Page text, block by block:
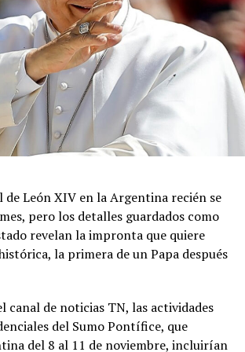
ocurre en un contexto de
originada por las declaraciones
su par brasileño, Lula da Silva. Esta
el retiro del embajador brasileño en
Bitelli.
Planalto, el canciller Mauro
insultos del mandatario argentino
sus críticas calificando a Lula de
la Cancillería argentina intentan
institucional. El canciller Pablo
"lamentable" la decisión de Brasil de
representación.
de León XIV en la Argentina recién se
pero los detalles guardados como
revelan la impronta que quiere
la primera de un Papa después
canal de noticias TN, las actividades
del Sumo Pontífice, que
del 8 al 11 de noviembre, incluirían